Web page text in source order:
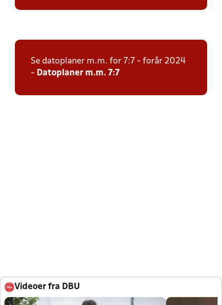
Se datoplaner m.m. for 7:7 - forår 2024
- Datoplaner m.m. 7:7
Videoer fra DBU